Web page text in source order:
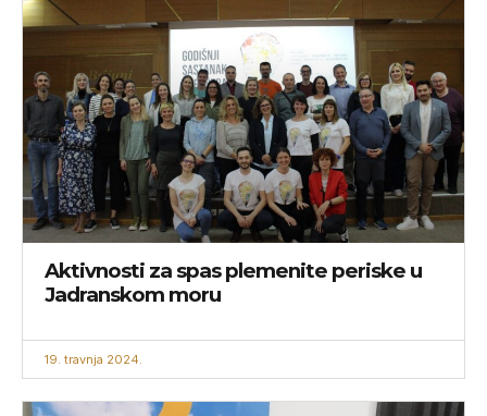
Aktivnosti za spas plemenite periske u
Jadranskom moru
19. travnja 2024.